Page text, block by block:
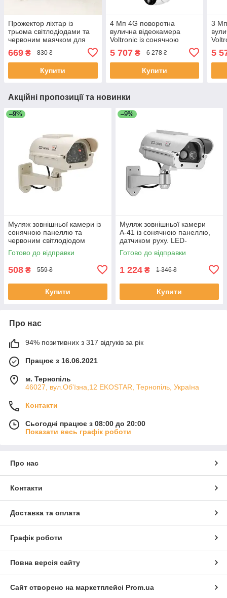
Прожектор ліхтар із
трьома світлодіодами та
червоним маячком для
(ЕКОБОКС)
669 ₴ 830 ₴
Купити
4 Мп 4G поворотна
вулична відеокамера
Voltronic із сонячною
панеллю та вбудованими
АКБ 10400mA UBox
IPPTZ16425 2.8 mm
ЕКОБОКС
5 707₴ 6 278 ₴
Купити
3
АКБ
5
Акційні пропозиції та новинки
–9%
Муляж зовнішньої камери із
сонячною панеллю та
червоним світлодіодом
IN11G, Q30 ЕКОБОКС
Готово до відправки
508 ₴ 559 ₴
Купити
–9%
Муляж зовнішньої камери
А-41 із сонячною панеллю,
датчиком руху. LED-
підсвіткою ЕКОБОКС
Готово до відправки
1 224 ₴ 1 346 ₴
Купити
Про нас
94% позитивних з 317 відгуків за рік
Працює з 16.06.2021
м. Тернопіль
46027, вул.Об'їзна,12 EKOSTAR, Тернопіль, Україна
Контакти
Сьогодні працює з 08:00 до 20:00
Показати весь графік роботи
Про нас
Контакти
Доставка та оплата
Графік роботи
Повна версія сайту
Сайт створено на маркетплейсі Prom.ua